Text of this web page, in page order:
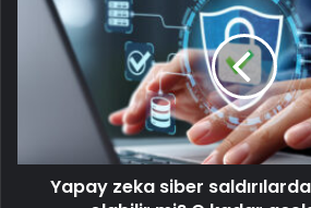
Yapay zeka siber